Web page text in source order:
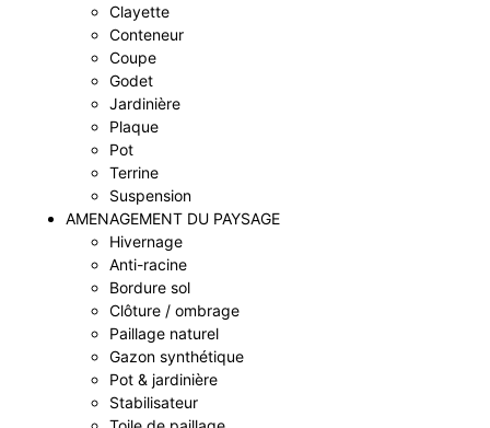
Clayette
Conteneur
Coupe
Godet
Jardinière
Plaque
Pot
Terrine
Suspension
AMENAGEMENT DU PAYSAGE
Hivernage
Anti-racine
Bordure sol
Clôture / ombrage
Paillage naturel
Gazon synthétique
Pot & jardinière
Stabilisateur